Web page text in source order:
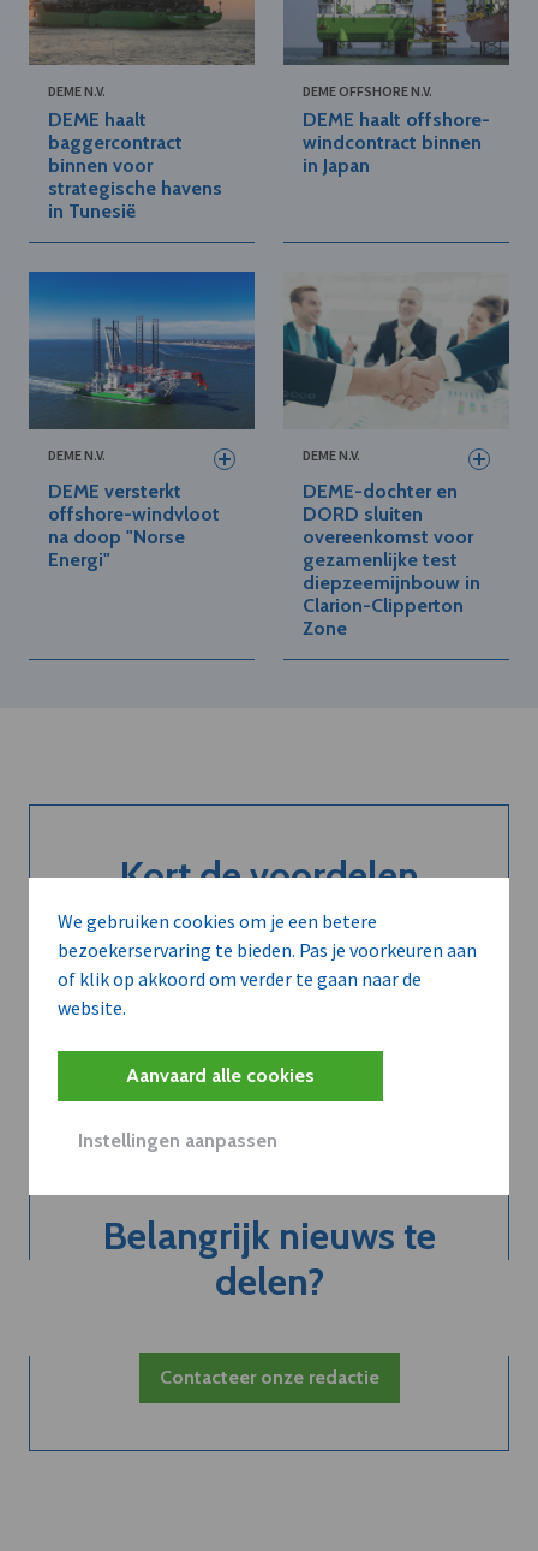
We gebruiken cookies om je een betere
bezoekerservaring te bieden. Pas je voorkeuren aan
of klik op akkoord om verder te gaan naar de
website.
Aanvaard alle cookies
Instellingen aanpassen
DEME N.V.
DEME haalt
baggercontract
binnen voor
strategische havens
in Tunesië
DEME OFFSHORE N.V.
DEME haalt offshore-
windcontract binnen
in Japan
DEME N.V.
DEME versterkt
offshore-windvloot
na doop "Norse
Energi"
DEME N.V.
DEME-dochter en
DORD sluiten
overeenkomst voor
gezamenlijke test
diepzeemijnbouw in
Clarion-Clipperton
Zone
Kort de voordelen
van een
abonnement...
Neem dVO Leads
Belangrijk nieuws te
delen?
Contacteer onze redactie